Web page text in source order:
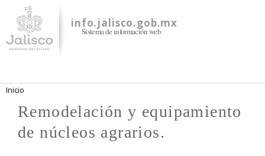
contenido
principal
info.jalisco.gob.mx
Sistema de información web
Se encuentra usted aquí
Inicio
Remodelación y equipamiento
de núcleos agrarios.